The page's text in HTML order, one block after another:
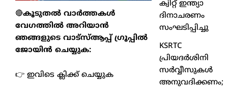
🔴കൂടുതൽ വാർത്തകൾ
വേഗത്തിൽ അറിയാൻ
ഞങ്ങളുടെ വാട്സ്ആപ്പ് ഗ്രൂപ്പിൽ
ജോയിൻ ചെയ്യുക:
👉 ഇവിടെ ക്ലിക്ക് ചെയ്യുക
ക്വിറ്റ് ഇന്ത്യാ
ദിനാചരണം
സംഘടിപ്പിച്ചു
KSRTC
പ്രിയദർശിനി
സർവ്വീസുകൾ
അനുവദിക്കണം;